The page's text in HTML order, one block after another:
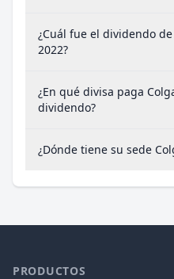
¿Cuál fue el dividendo
2022?
¿En qué divisa paga
dividendo?
¿Dónde tiene su sede
PRODUCTOS